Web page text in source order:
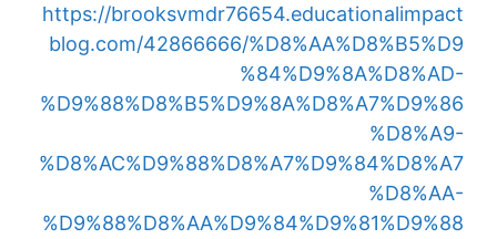
https://brooksvmdr76654.educationalimpact
blog.com/42866666/%D8%AA%D8%B5%D9
%84%D9%8A%D8%AD-
%D9%88%D8%B5%D9%8A%D8%A7%D9%86
%D8%A9-
%D8%AC%D9%88%D8%A7%D9%84%D8%A7
%D8%AA-
%D9%88%D8%AA%D9%84%D9%81%D9%88